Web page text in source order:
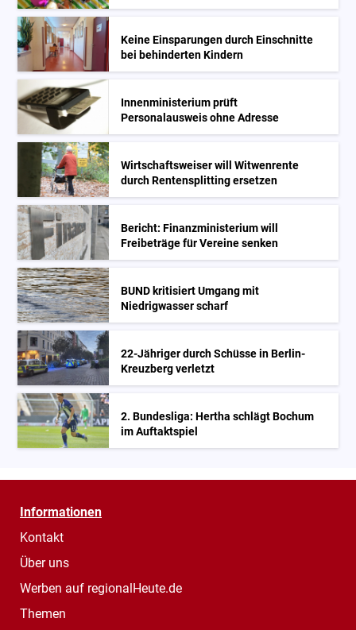
Keine Einsparungen durch Einschnitte
bei behinderten Kindern
Innenministerium prüft
Personalausweis ohne Adresse
Wirtschaftsweiser will Witwenrente
durch Rentensplitting ersetzen
Bericht: Finanzministerium will
Freibeträge für Vereine senken
BUND kritisiert Umgang mit
Niedrigwasser scharf
22-Jähriger durch Schüsse in Berlin-
Kreuzberg verletzt
2. Bundesliga: Hertha schlägt Bochum
im Auftaktspiel
Informationen
Kontakt
Über uns
Werben auf regionalHeute.de
Themen